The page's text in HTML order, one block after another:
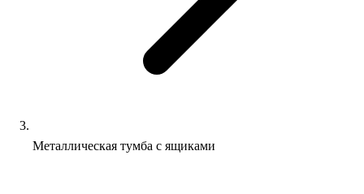
Металлическая тумба с ящиками